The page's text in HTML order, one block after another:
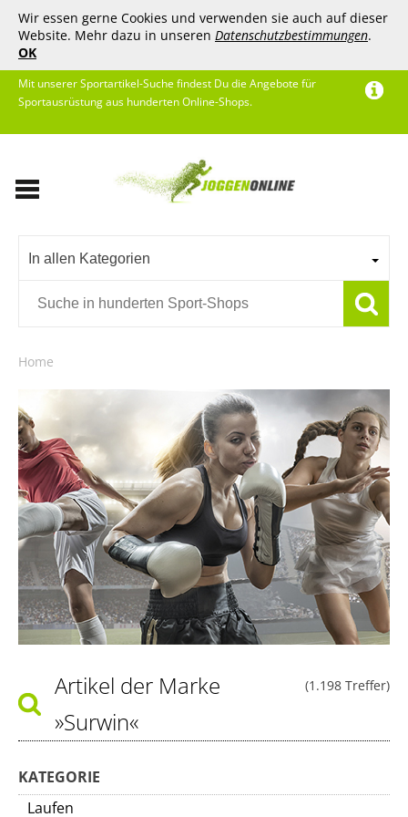
Wir essen gerne Cookies und verwenden sie auch auf dieser
Website. Mehr dazu in unseren Datenschutzbestimmungen.
OK
Mit unserer Sportartikel-Suche findest Du die Angebote für
Sportausrüstung aus hunderten Online-Shops.
In allen Kategorien
Home
(1.198 Treffer)
Artikel der Marke
»Surwin«
KATEGORIE
Laufen